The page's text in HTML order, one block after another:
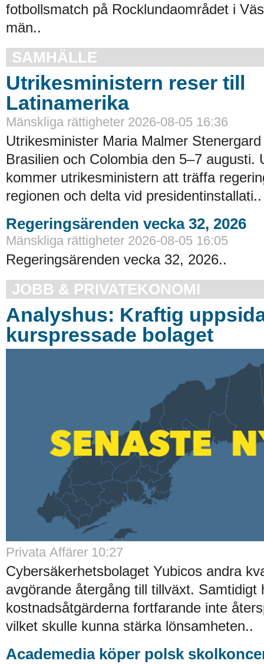
fotbollsmatch på Rocklundaområdet i
män..
SAMHÄLLE
Utrikesministern reser till
Latinamerika
Mänskliga rättigheter 2026-08-05 16:36
Utrikesminister Maria Malmer
Brasilien och Colombia den 5–7 augusti.
kommer utrikesministern att träffa
regionen och delta vid presidentinstallati..
Regeringsärenden vecka 32, 2026
Mänskliga rättigheter 2026-08-05 16:05
Regeringsärenden vecka 32, 2026..
JOBB & PRIVATEKONOMI
Analyshus: Kraftig
kurspressade bolaget
Privata Affärer 10:27
Cybersäkerhetsbolaget Yubicos andra
avgörande återgång till tillväxt. Samtidigt
kostnadsåtgärderna fortfarande inte
vilket skulle kunna stärka lönsamheten..
Academedia köper polsk